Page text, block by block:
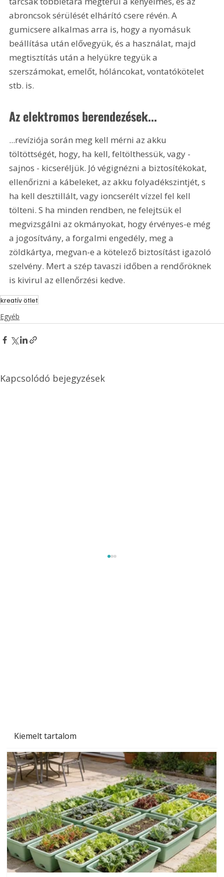
Kiemelt tartalom
abroncsok sérülését elhárító csere révén. A
gumicsere alkalmas arra is, hogy a nyomásuk
beállítása után elővegyük, és a használat, majd
megtisztítás után a helyükre tegyük a
szerszámokat, emelőt, hóláncokat, vontatókötelet
stb. is.
Az elektromos berendezések...
...revíziója során meg kell mérni az akku
töltöttségét, hogy, ha kell, feltölthessük, vagy -
sajnos - kicseréljük. Jó végignézni a biztosítékokat,
ellenőrizni a kábeleket, az akku folyadékszintjét, s
ha kell desztillált, vagy ioncserélt vízzel fel kell
tölteni. S ha minden rendben, ne felejtsük el
megvizsgálni az okmányokat, hogy érvényes-e még
a jogosítvány, a forgalmi engedély, meg a
zöldkártya, megvan-e a kötelező biztosítást igazoló
szelvény. Mert a szép tavaszi időben a rendőröknek
is kivirul az ellenőrzési kedve.
kreatív ötlet
Egyéb
Kapcsolódó bejegyzések